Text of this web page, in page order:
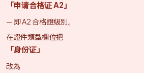
「申请合格证 A2」
— 即 A2 合格證級別。
在證件類型欄位把
「身份证」
改為